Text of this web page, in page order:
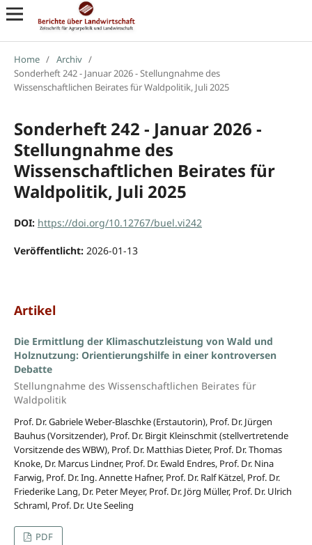
Home / Archiv /
Sonderheft 242 - Januar 2026 - Stellungnahme des
Wissenschaftlichen Beirates für Waldpolitik, Juli 2025
Sonderheft 242 - Januar 2026 -
Stellungnahme des
Wissenschaftlichen Beirates für
Waldpolitik, Juli 2025
DOI: https://doi.org/10.12767/buel.vi242
Veröffentlicht: 2026-01-13
Artikel
Die Ermittlung der Klimaschutzleistung von Wald und
Holznutzung: Orientierungshilfe in einer kontroversen
Debatte
Stellungnahme des Wissenschaftlichen Beirates für
Waldpolitik
Prof. Dr. Gabriele Weber-Blaschke (Erstautorin), Prof. Dr. Jürgen
Bauhus (Vorsitzender), Prof. Dr. Birgit Kleinschmit (stellvertretende
Vorsitzende des WBW), Prof. Dr. Matthias Dieter, Prof. Dr. Thomas
Knoke, Dr. Marcus Lindner, Prof. Dr. Ewald Endres, Prof. Dr. Nina
Farwig, Prof. Dr. Ing. Annette Hafner, Prof. Dr. Ralf Kätzel, Prof. Dr.
Friederike Lang, Dr. Peter Meyer, Prof. Dr. Jörg Müller, Prof. Dr. Ulrich
Schraml, Prof. Dr. Ute Seeling
PDF